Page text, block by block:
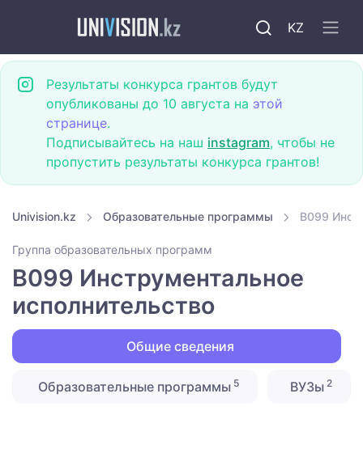
KZ
Результаты конкурса грантов будут
опубликованы до 10 августа на этой
странице.
Подписывайтесь на наш instagram, чтобы не
пропустить результаты конкурса грантов!
Univision.kz Образовательные программы B099
Группа образовательных программ
B099 Инструментальное
исполнительство
Общие сведения
Образовательные программы5 ВУЗы2